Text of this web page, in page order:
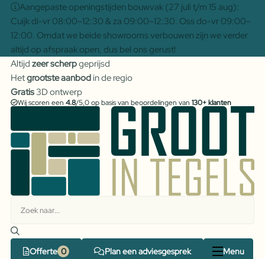
Aangepaste openingstijden bouwvak (27 juli t/m 15 aug):
Cuijk di-vr 08:00–12:30 & za 09:00–12:30. Oss do-vr 09:00–
12:00. Omdat we beide showrooms verbouwen zijn we verder
altijd op afspraak open, dus bel ons gerust!
Altijd zeer scherpgeprijsd
Hetgrootste aanbodin de regio
Gratis3D ontwerp
Wij scoren een 4.8/5,0 op basis van beoordelingen van 130+ klanten
Offerte Plan een adviesgesprek Menu